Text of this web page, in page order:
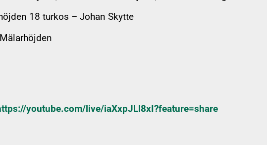
18 turkos – Johan Skytte
youtube.com/live/iaXxpJLl8xI?feature=share